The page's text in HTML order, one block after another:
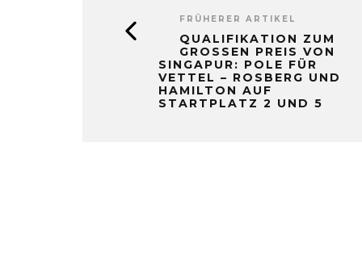
FRÜHERER ARTIKEL
QUALIFIKATION ZUM
GROSSEN PREIS VON S
INGAPUR: POLE FÜR V
ETTEL – ROSBERG UND H
AMILTON AUF S
TARTPLATZ 2 UND 5